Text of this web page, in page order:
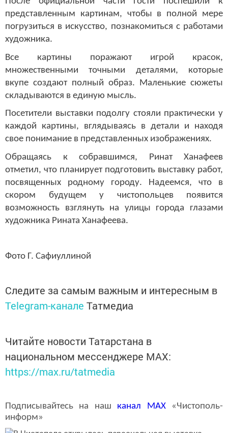
представленным картинам, чтобы в полной мере
погрузиться в искусство, познакомиться с работами
художника.
Все картины поражают игрой красок,
множественными точными деталями, которые
вкупе создают полный образ. Маленькие сюжеты
складываются в единую мысль.
Посетители выставки подолгу стояли практически у
каждой картины, вглядываясь в детали и находя
свое понимание в представленных изображениях.
Обращаясь к собравшимся, Ринат Ханафеев
отметил, что планирует подготовить выставку работ,
посвященных родному городу. Надеемся, что в
скором будущем у чистопольцев появится
возможность взглянуть на улицы города глазами
художника Рината Ханафеева.
Фото Г. Сафиуллиной
Следите за самым важным и интересным в
Telegram-канале Татмедиа
Читайте новости Татарстана в
национальном мессенджере MАХ:
https://max.ru/tatmedia
Подписывайтесь на наш канал MAX«Чистополь-
информ»